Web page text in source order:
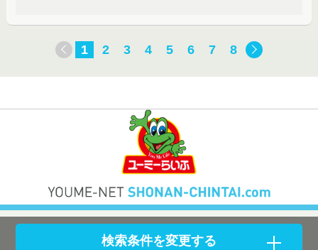
検索条件を変更する
1 2 3 4 5 6 7 8